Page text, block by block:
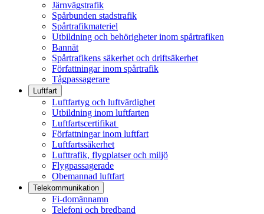
Järnvägstrafik
Spårbunden stadstrafik
Spårtrafikmateriel
Utbildning och behörigheter inom spårtrafiken
Bannät
Spårtrafikens säkerhet och driftsäkerhet
Författningar inom spårtrafik
Tågpassagerare
Luftfart
Luftfartyg och luftvärdighet
Utbildning inom luftfarten
Luftfartscertifikat
Författningar inom luftfart
Luftfartssäkerhet
Lufttrafik, flygplatser och miljö
Flygpassagerade
Obemannad luftfart
Telekommunikation
Fi-domännamn
Telefoni och bredband